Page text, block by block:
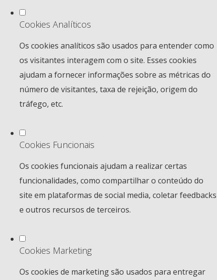
Cookies Analíticos
Os cookies analíticos são usados para entender como
os visitantes interagem com o site. Esses cookies
ajudam a fornecer informações sobre as métricas do
número de visitantes, taxa de rejeição, origem do
tráfego, etc.
Cookies Funcionais
Os cookies funcionais ajudam a realizar certas
funcionalidades, como compartilhar o conteúdo do
site em plataformas de social media, coletar feedbacks
e outros recursos de terceiros.
Cookies Marketing
Os cookies de marketing são usados para entregar